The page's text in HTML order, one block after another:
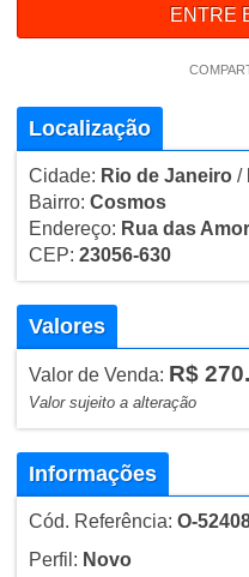
ENTRE
Localização
Cidade: Rio de Janeiro/
Bairro: Cosmos
Endereço: Rua das
CEP: 23056-630
Valores
Valor de Venda: R$
Valor sujeito a alteração
Informações
Cód. Referência: O-
Perfil: Novo